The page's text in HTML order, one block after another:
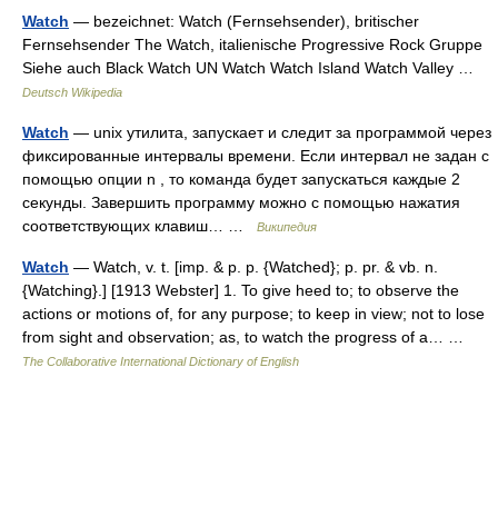
Watch — bezeichnet: Watch (Fernsehsender), britischer
Fernsehsender The Watch, italienische Progressive Rock Gruppe
Siehe auch Black Watch UN Watch Watch Island Watch Valley …
Deutsch Wikipedia
Watch — unix утилита, запускает и следит за программой через
фиксированные интервалы времени. Если интервал не задан с
помощью опции n , то команда будет запускаться каждые 2
секунды. Завершить программу можно с помощью нажатия
соответствующих клавиш… …
Википедия
Watch — Watch, v. t. [imp. & p. p. {Watched}; p. pr. & vb. n.
{Watching}.] [1913 Webster] 1. To give heed to; to observe the
actions or motions of, for any purpose; to keep in view; not to lose
from sight and observation; as, to watch the progress of a… …
The Collaborative International Dictionary of English